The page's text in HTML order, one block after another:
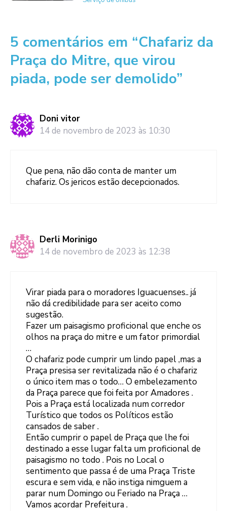
5 comentários em “Chafariz da
Praça do Mitre, que virou
piada, pode ser demolido”
Doni vitor
14 de novembro de 2023 às 10:30
Que pena, não dão conta de manter um
chafariz. Os jericos estão decepcionados.
Derli Morinigo
14 de novembro de 2023 às 12:38
Virar piada para o moradores Iguacuenses.. já
não dá credibilidade para ser aceito como
sugestão.
Fazer um paisagismo proficional que enche os
olhos na praça do mitre e um fator primordial
…
O chafariz pode cumprir um lindo papel ,mas a
Praça presisa ser revitalizada não é o chafariz
o único item mas o todo… O embelezamento
da Praça parece que foi feita por Amadores .
Pois a Praça está localizada num corredor
Turístico que todos os Políticos estão
cansados de saber .
Então cumprir o papel de Praça que lhe foi
destinado a esse lugar falta um proficional de
paisagismo no todo . Pois no Local o
sentimento que passa é de uma Praça Triste
escura e sem vida, e não instiga nimguem a
parar num Domingo ou Feriado na Praça …
Vamos acordar Prefeitura .